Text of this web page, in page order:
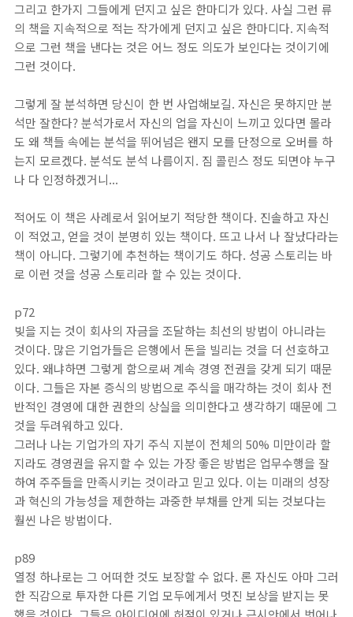
그리고 한가지 그들에게 던지고 싶은 한마디가 있다. 사실 그런 류
의 책을 지속적으로 적는 작가에게 던지고 싶은 한마디다. 지속적
으로 그런 책을 낸다는 것은 어느 정도 의도가 보인다는 것이기에
그런 것이다.
그렇게 잘 분석하면 당신이 한 번 사업해보길. 자신은 못하지만 분
석만 잘한다? 분석가로서 자신의 업을 자신이 느끼고 있다면 몰라
도 왜 책들 속에는 분석을 뛰어넘은 왠지 모를 단정으로 오버를 하
는지 모르겠다. 분석도 분석 나름이지. 짐 콜린스 정도 되면야 누구
나 다 인정하겠거니...
적어도 이 책은 사례로서 읽어보기 적당한 책이다. 진솔하고 자신
이 적었고, 얻을 것이 분명히 있는 책이다. 뜨고 나서 나 잘났다라는
책이 아니다. 그렇기에 추천하는 책이기도 하다. 성공 스토리는 바
로 이런 것을 성공 스토리라 할 수 있는 것이다.
p72
빚을 지는 것이 회사의 자금을 조달하는 최선의 방법이 아니라는
것이다. 많은 기업가들은 은행에서 돈을 빌리는 것을 더 선호하고
있다. 왜냐하면 그렇게 함으로써 계속 경영 전권을 갖게 되기 때문
이다. 그들은 자본 증식의 방법으로 주식을 매각하는 것이 회사 전
반적인 경영에 대한 권한의 상실을 의미한다고 생각하기 때문에 그
것을 두려워하고 있다.
그러나 나는 기업가의 자기 주식 지분이 전체의 50% 미만이라 할
지라도 경영권을 유지할 수 있는 가장 좋은 방법은 업무수행을 잘
하여 주주들을 만족시키는 것이라고 믿고 있다. 이는 미래의 성장
과 혁신의 가능성을 제한하는 과중한 부채를 안게 되는 것보다는
훨씬 나은 방법이다.
p89
열정 하나로는 그 어떠한 것도 보장할 수 없다. 론 자신도 아마 그러
한 직감으로 투자한 다른 기업 모두에게서 멋진 보상을 받지는 못